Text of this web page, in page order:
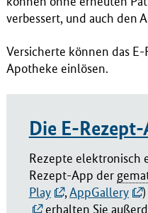
verbessert, und auch den
Versicherte können das
Apotheke einlösen.
Die E-
Rezepte elektronisch
Rezept-App der
Play
,AppGallery
erhalten Sie